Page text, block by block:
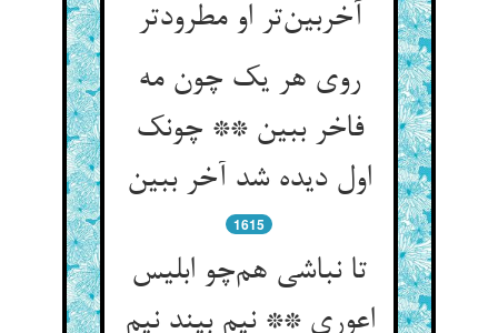
آخربین‌تر او مطرودتر
روی هر یک چون مه
فاخر ببین ** چونک
اول دیده شد آخر ببین
1615
تا نباشی هم‌چو ابلیس
اعوری ** نیم بیند نیم